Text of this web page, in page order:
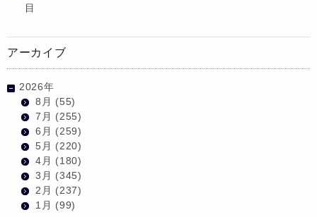
目
アーカイブ
2026年
8月 (55)
7月 (255)
6月 (259)
5月 (220)
4月 (180)
3月 (345)
2月 (237)
1月 (99)